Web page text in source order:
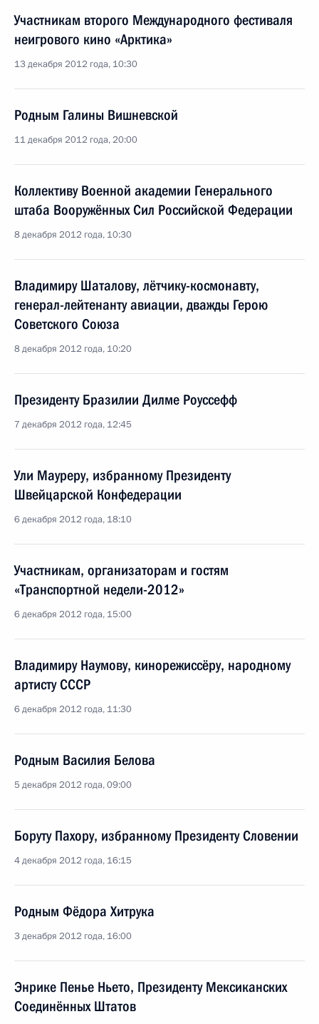
Участникам второго Международного фестиваля
неигрового кино «Арктика»
13 декабря 2012 года, 10:30
Родным Галины Вишневской
11 декабря 2012 года, 20:00
Коллективу Военной академии Генерального
штаба Вооружённых Сил Российской Федерации
8 декабря 2012 года, 10:30
Владимиру Шаталову, лётчику-космонавту,
генерал-лейтенанту авиации, дважды Герою
Советского Союза
8 декабря 2012 года, 10:20
Президенту Бразилии Дилме Роуссефф
7 декабря 2012 года, 12:45
Ули Мауреру, избранному Президенту
Швейцарской Конфедерации
6 декабря 2012 года, 18:10
Участникам, организаторам и гостям
«Транспортной недели-2012»
6 декабря 2012 года, 15:00
Владимиру Наумову, кинорежиссёру, народному
артисту СССР
6 декабря 2012 года, 11:30
Родным Василия Белова
5 декабря 2012 года, 09:00
Боруту Пахору, избранному Президенту Словении
4 декабря 2012 года, 16:15
Родным Фёдора Хитрука
3 декабря 2012 года, 16:00
Энрике Пенье Ньето, Президенту Мексиканских
Соединённых Штатов